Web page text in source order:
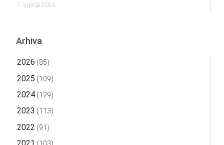
7. srpnja 2026.
Arhiva
2026 (85)
2025 (109)
2024(129)
2023 (113)
2022 (91)